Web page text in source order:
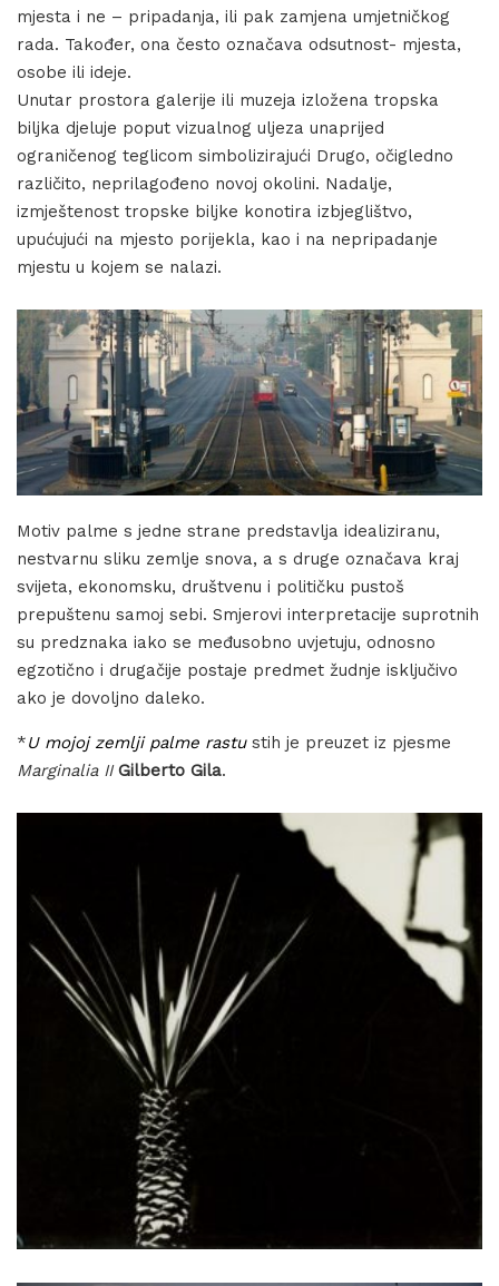
mjesta i ne – pripadanja, ili pak zamjena umjetničkog
rada. Također, ona često označava odsutnost- mjesta,
osobe ili ideje.
Unutar prostora galerije ili muzeja izložena tropska
biljka djeluje poput vizualnog uljeza unaprijed
ograničenog teglicom simbolizirajući Drugo, očigledno
različito, neprilagođeno novoj okolini. Nadalje,
izmještenost tropske biljke konotira izbjeglištvo,
upućujući na mjesto porijekla, kao i na nepripadanje
mjestu u kojem se nalazi.
Motiv palme s jedne strane predstavlja idealiziranu,
nestvarnu sliku zemlje snova, a s druge označava kraj
svijeta, ekonomsku, društvenu i političku pustoš
prepuštenu samoj sebi. Smjerovi interpretacije suprotnih
su predznaka iako se međusobno uvjetuju, odnosno
egzotično i drugačije postaje predmet žudnje isključivo
ako je dovoljno daleko.
*U mojoj zemlji palme rastu stih je preuzet iz pjesme
Marginalia II Gilberto Gila.